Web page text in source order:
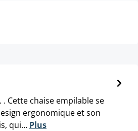
Cette chaise empilable se
ergonomique et son
qui… Plus